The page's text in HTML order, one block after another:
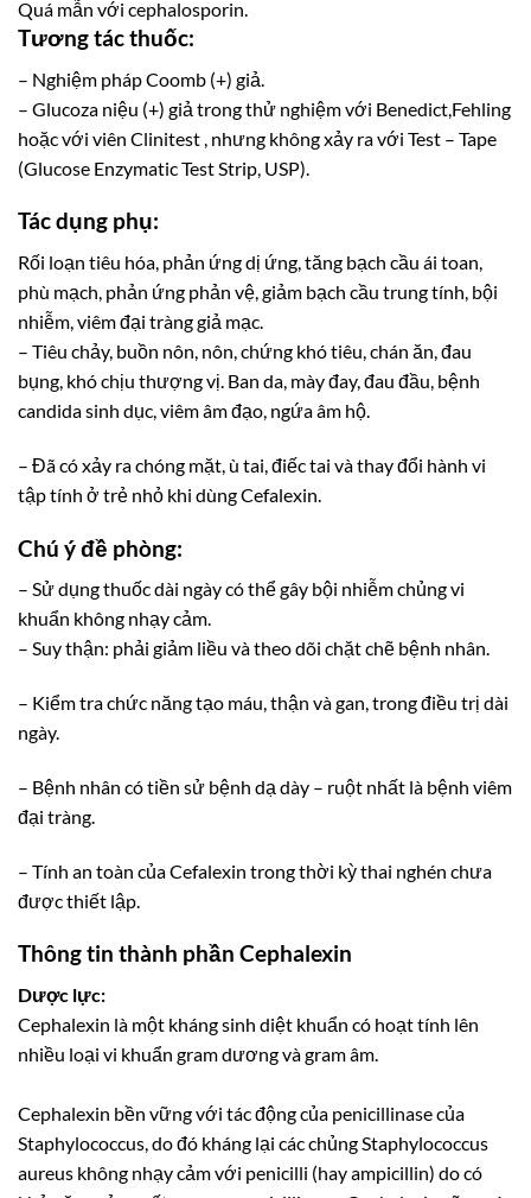
Quá mẫn với cephalosporin.
Tương tác thuốc:
– Nghiệm pháp Coomb (+) giả.
– Glucoza niệu (+) giả trong thử nghiệm với Benedict,Fehling
hoặc với viên Clinitest , nhưng không xảy ra với Test – Tape
(Glucose Enzymatic Test Strip, USP).
Tác dụng phụ:
Rối loạn tiêu hóa, phản ứng dị ứng, tăng bạch cầu ái toan,
phù mạch, phản ứng phản vệ, giảm bạch cầu trung tính, bội
nhiễm, viêm đại tràng giả mạc.
– Tiêu chảy, buồn nôn, nôn, chứng khó tiêu, chán ăn, đau
bụng, khó chịu thượng vị. Ban da, mày đay, đau đầu, bệnh
candida sinh dục, viêm âm đạo, ngứa âm hộ.
– Đã có xảy ra chóng mặt, ù tai, điếc tai và thay đổi hành vi
tập tính ở trẻ nhỏ khi dùng Cefalexin.
Chú ý đề phòng:
– Sử dụng thuốc dài ngày có thể gây bội nhiễm chủng vi
khuẩn không nhạy cảm.
– Suy thận: phải giảm liều và theo dõi chặt chẽ bệnh nhân.
– Kiểm tra chức năng tạo máu, thận và gan, trong điều trị dài
ngày.
– Bệnh nhân có tiền sử bệnh dạ dày – ruột nhất là bệnh viêm
đại tràng.
– Tính an toàn của Cefalexin trong thời kỳ thai nghén chưa
được thiết lập.
Thông tin thành phần Cephalexin
Dược lực:
Cephalexin là một kháng sinh diệt khuẩn có hoạt tính lên
nhiều loại vi khuẩn gram dương và gram âm.
Cephalexin bền vững với tác động của penicillinase của
Staphylococcus, do đó kháng lại các chủng Staphylococcus
aureus không nhạy cảm với penicilli (hay ampicillin) do có